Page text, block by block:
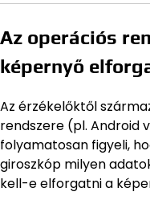
Az operációs
képernyő
Az érzékelőktől
rendszere (pl. Android
folyamatosan figyeli,
giroszkóp milyen
kell-e elforgatni a